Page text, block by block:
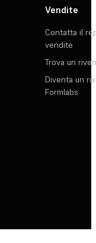
Vendite
Contatta il
vendite
Trova un
Diventa un
Formlabs